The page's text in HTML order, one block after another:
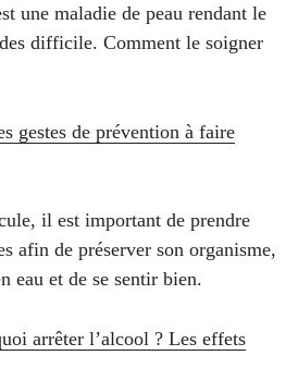
une maladie de peau rendant le
difficile. Comment le soigner
gestes de prévention à faire
il est important de prendre
afin de préserver son organisme,
eau et de se sentir bien.
arrêter l’alcool ? Les effets